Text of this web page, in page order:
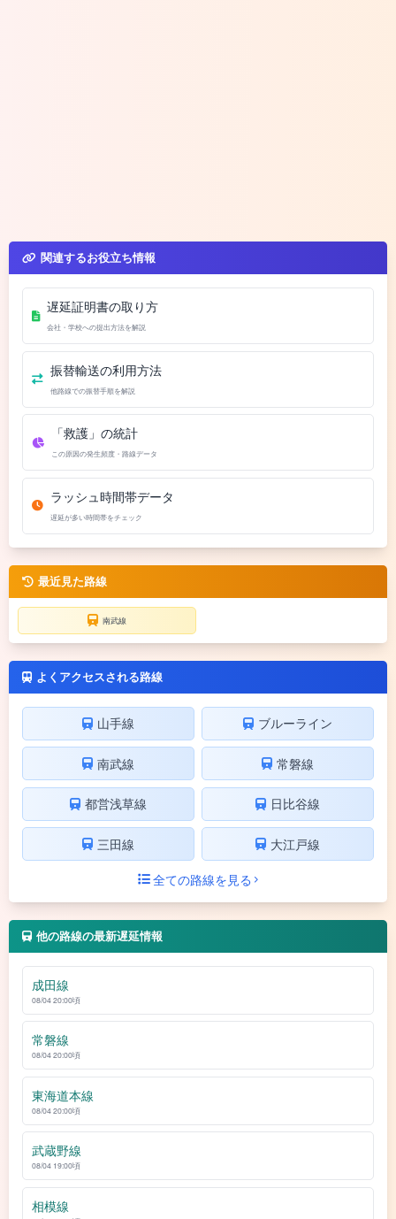
関連するお役立ち情報
遅延証明書の取り方
会社・学校への提出方法を解説
振替輸送の利用方法
他路線での振替手順を解説
「救護」の統計
この原因の発生頻度・路線データ
ラッシュ時間帯データ
遅延が多い時間帯をチェック
最近見た路線
南武線
よくアクセスされる路線
山手線 ブルーライン
南武線 常磐線
都営浅草線 日比谷線
三田線
大江戸線
全ての路線を見る
他の路線の最新遅延情報
成田線
08/04 20:00頃
常磐線
08/04 20:00頃
東海道本線
08/04 20:00頃
武蔵野線
08/04 19:00頃
相模線